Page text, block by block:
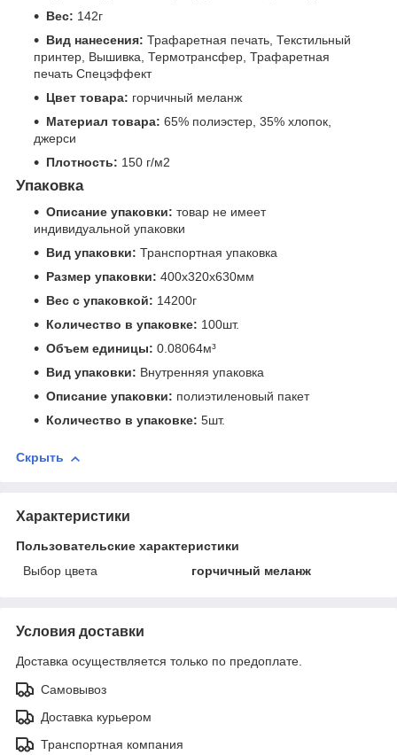
Вес: 142г
Вид нанесения: Трафаретная печать, Текстильный
принтер, Вышивка, Термотрансфер, Трафаретная
печать Спецэффект
Цвет товара: горчичный меланж
Материал товара: 65% полиэстер, 35% хлопок,
джерси
Плотность: 150 г/м2
Упаковка
Описание упаковки: товар не имеет
индивидуальной упаковки
Вид упаковки: Транспортная упаковка
Размер упаковки: 400x320x630мм
Вес с упаковкой: 14200г
Количество в упаковке: 100шт.
Объем единицы: 0.08064м³
Вид упаковки: Внутренняя упаковка
Описание упаковки: полиэтиленовый пакет
Количество в упаковке: 5шт.
Скрыть
Характеристики
Пользовательские характеристики
Выбор цвета
горчичный меланж
Условия доставки
Доставка осуществляется только по предоплате.
Самовывоз
Доставка курьером
Транспортная компания